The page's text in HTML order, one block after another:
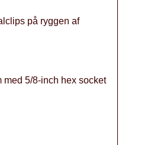
på ryggen af
5/8-inch hex socket